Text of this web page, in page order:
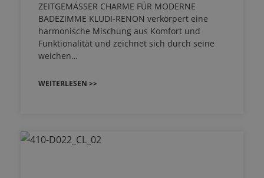
ZEITGEMÄSSER CHARME FÜR MODERNE
BADEZIMME KLUDI-RENON verkörpert eine
harmonische Mischung aus Komfort und
Funktionalität und zeichnet sich durch seine
weichen…
WEITERLESEN >>